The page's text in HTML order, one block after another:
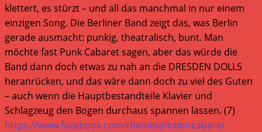
klettert, es stürzt – und all das manchmal in nur einem
einzigen Song. Die Berliner Band zeigt das, was Berlin
gerade ausmacht: punkig, theatralisch, bunt. Man
möchte fast Punk Cabaret sagen, aber das würde die
Band dann doch etwas zu nah an die DRESDEN DOLLS
heranrücken, und das wäre dann doch zu viel des Guten
– auch wenn die Hauptbestandteile Klavier und
Schlagzeug den Bogen durchaus spannen lassen. (7)
https://www.facebook.com/themetafictioncabaret